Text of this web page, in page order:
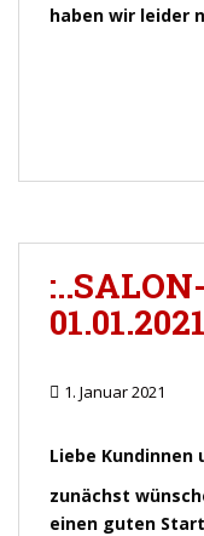
haben wir leider
1. Januar 2021
Liebe Kundinnen
zunächst
einen guten Start